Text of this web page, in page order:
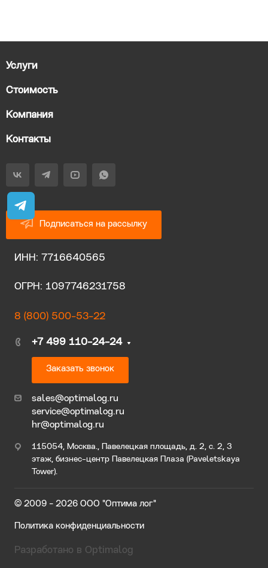
Услуги
Стоимость
Компания
Контакты
Подписаться на рассылку
ИНН: 7716640565
ОГРН: 1097746231758
8 (800) 500-53-22
+7 499 110-24-24
Заказать звонок
sales@optimalog.ru
service@optimalog.ru
hr@optimalog.ru
115054, Москва., Павелецкая площадь, д. 2, с. 2, 3
этаж, бизнес-центр Павелецкая Плаза (Paveletskaya
Tower).
© 2009 - 2026 ООО "Оптима лог"
Политика конфиденциальности
Разработано в Optimalog